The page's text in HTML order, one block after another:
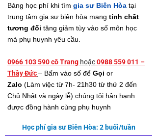
Bảng học phí khi tìm gia sư Biên Hòa tại
trung tâm gia sư biên hòa mang tính chất
tương đối tăng giảm tùy vào số môn học
mà phụ huynh yêu cầu.
0966 103 590 cô Trang hoặc0988 559 011 –
Thầy Đức– Bấm vào số để Gọi or
Zalo (Làm việc từ 7h- 21h30 từ thứ 2 đến
Chủ Nhật và ngày lễ) chúng tôi hân hạnh
được đồng hành cùng phụ huynh
Học phí gia sư Biên Hòa: 2 buổi/tuần